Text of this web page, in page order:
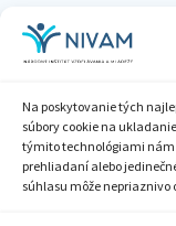
Na poskytovanie tých
súbory cookie na
týmito technológiami nám
prehliadaní alebo
súhlasu môže
IČO: 00164348
DIČ: 2020798714